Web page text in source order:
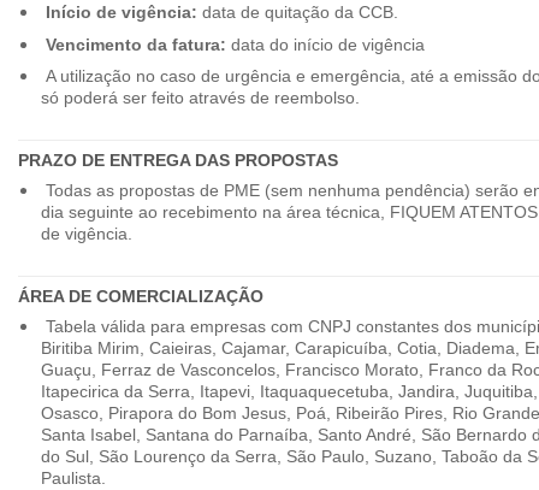
Início de vigência: data de quitação da CCB.
Vencimento da fatura: data do início de vigência
A utilização no caso de urgência e emergência, até a emissão
só poderá ser feito através de reembolso.
PRAZO DE ENTREGA DAS PROPOSTAS
Todas as propostas de PME (sem nenhuma pendência) serão
dia seguinte ao recebimento na área técnica, FIQUEM
de vigência.
ÁREA DE COMERCIALIZAÇÃO
Tabela válida para empresas com CNPJ constantes dos
Biritiba Mirim, Caieiras, Cajamar, Carapicuíba, Cotia, Diadema,
Guaçu, Ferraz de Vasconcelos, Francisco Morato, Franco da
Itapecirica da Serra, Itapevi, Itaquaquecetuba, Jandira,
Osasco, Pirapora do Bom Jesus, Poá, Ribeirão Pires, Rio
Santa Isabel, Santana do Parnaíba, Santo André, São Bernardo
do Sul, São Lourenço da Serra, São Paulo, Suzano, Taboão da
Paulista.